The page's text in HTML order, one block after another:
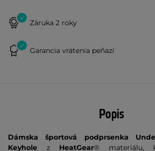
Záruka 2 roky
Garancia vrátenia peňazí
Popis
Dámska športová podprsenka
Keyhole z HeatGear® materiálu,